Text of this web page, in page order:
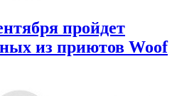
пройдет
из приютов Woof